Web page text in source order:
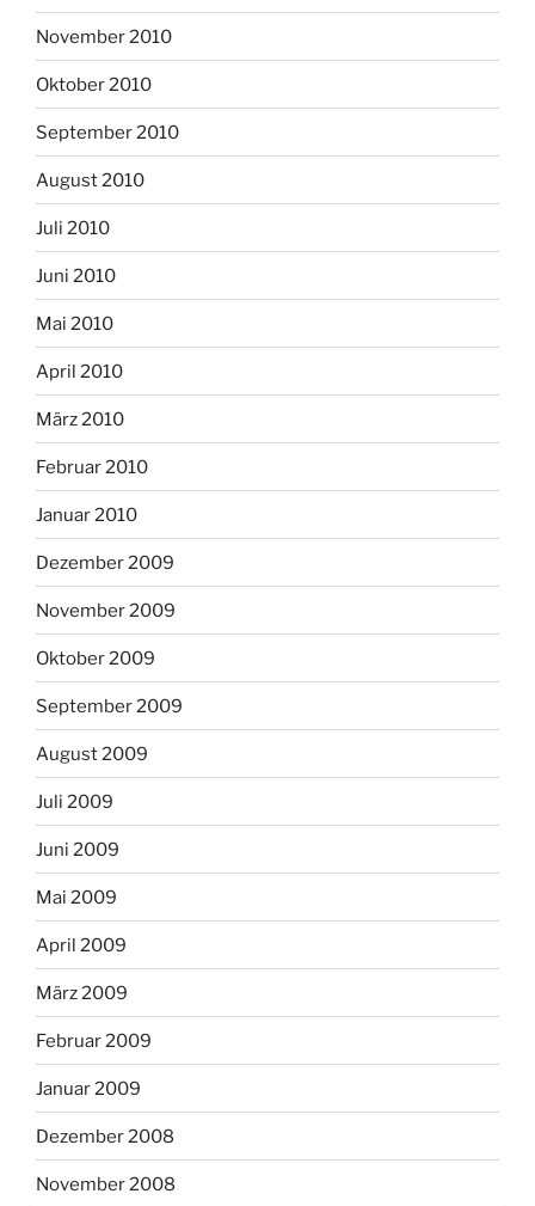
November 2010
Oktober 2010
September 2010
August 2010
Juli 2010
Juni 2010
Mai 2010
April 2010
März 2010
Februar 2010
Januar 2010
Dezember 2009
November 2009
Oktober 2009
September 2009
August 2009
Juli 2009
Juni 2009
Mai 2009
April 2009
März 2009
Februar 2009
Januar 2009
Dezember 2008
November 2008